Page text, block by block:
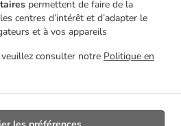
permettent de faire de la
centres d’intérêt et d’adapter le
et à vos appareils
consulter notre Politique en
Pizza Service de livraison Erquelinnes Hantes-
Erquelinnes . Pizza Service de livraison Haine-Saint-
Nalinnes Marbaix